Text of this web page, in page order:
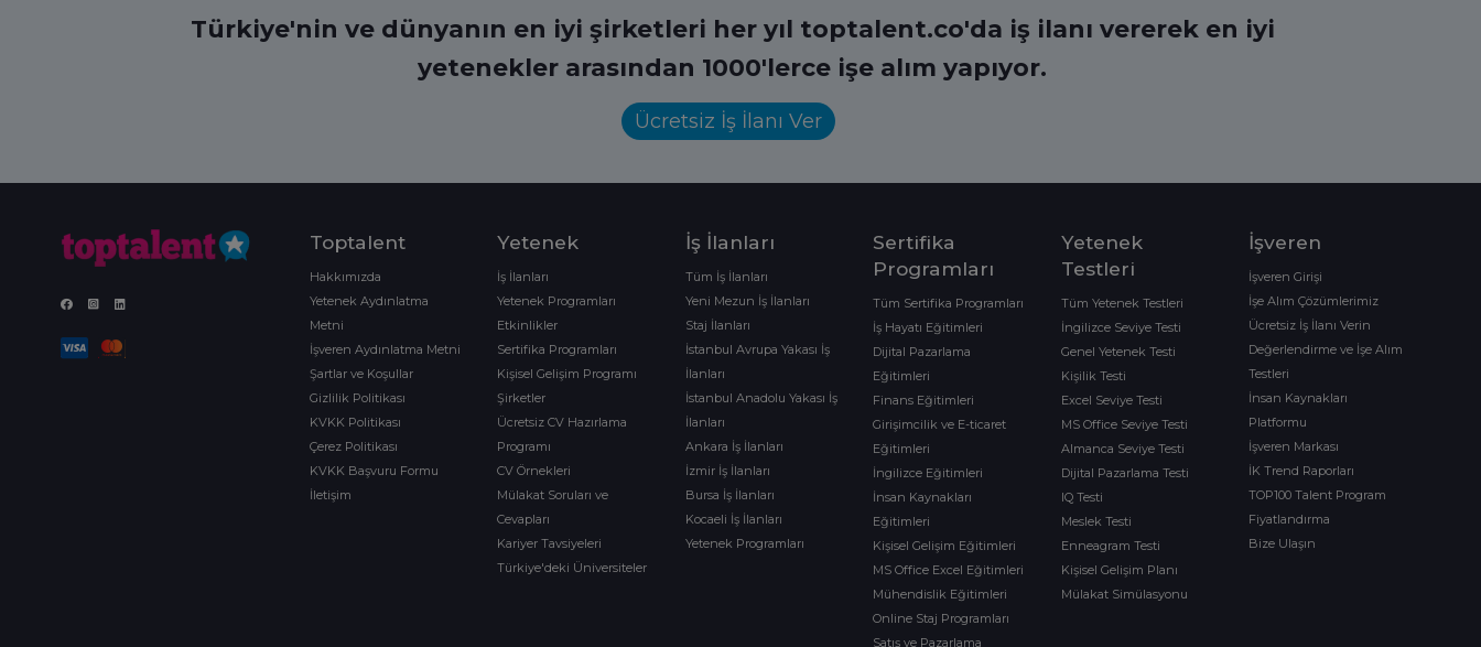
Türkiye'nin ve dünyanın en iyi şirketleri her yıl toptalent.co'da iş ilanı vererek en iyi
yetenekler arasından 1000'lerce işe alım yapıyor.
Ücretsiz İş İlanı Ver
Toptalent
Hakkımızda
Yetenek Aydınlatma
Metni
İşveren Aydınlatma Metni
Şartlar ve Koşullar
Gizlilik Politikası
KVKK Politikası
Çerez Politikası
KVKK Başvuru Formu
İletişim
Yetenek
İş İlanları
Yetenek Programları
Etkinlikler
Sertifika Programları
Kişisel Gelişim Programı
Şirketler
Ücretsiz CV Hazırlama
Programı
CV Örnekleri
Mülakat Soruları ve
Cevapları
Kariyer Tavsiyeleri
Türkiye'deki Üniversiteler
İş İlanları
Tüm İş İlanları
Yeni Mezun İş İlanları
Staj İlanları
İstanbul Avrupa Yakası İş
İlanları
İstanbul Anadolu Yakası İş
İlanları
Ankara İş İlanları
İzmir İş İlanları
Bursa İş İlanları
Kocaeli İş İlanları
Yetenek Programları
Sertifika
Programları
Tüm Sertifika Programları
İş Hayatı Eğitimleri
Dijital Pazarlama
Eğitimleri
Finans Eğitimleri
Girişimcilik ve E-ticaret
Eğitimleri
İngilizce Eğitimleri
İnsan Kaynakları
Eğitimleri
Kişisel Gelişim Eğitimleri
MS Office Excel Eğitimleri
Mühendislik Eğitimleri
Online Staj Programları
Satış ve Pazarlama
Yetenek
Testleri
Tüm Yetenek Testleri
İngilizce Seviye Testi
Genel Yetenek Testi
Kişilik Testi
Excel Seviye Testi
MS Office Seviye Testi
Almanca Seviye Testi
Dijital Pazarlama Testi
IQ Testi
Meslek Testi
Enneagram Testi
Kişisel Gelişim Planı
Mülakat Simülasyonu
İşveren
İşveren Girişi
İşe Alım Çözümlerimiz
Ücretsiz İş İlanı Verin
Değerlendirme ve İşe Alım
Testleri
İnsan Kaynakları
Platformu
İşveren Markası
İK Trend Raporları
TOP100 Talent Program
Fiyatlandırma
Bize Ulaşın